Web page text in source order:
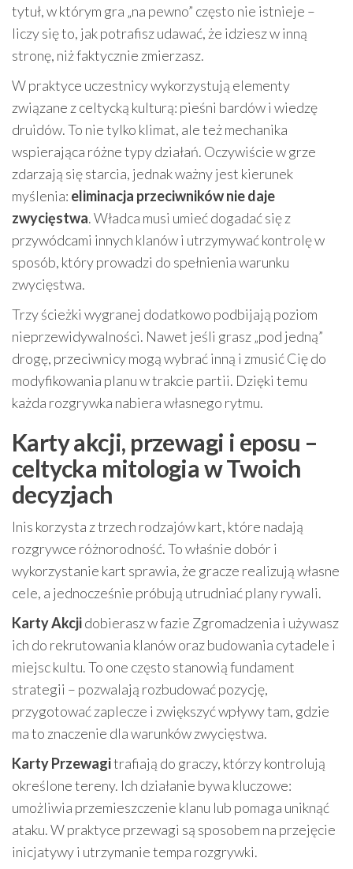
tytuł, w którym gra „na pewno” często nie istnieje –
liczy się to, jak potrafisz udawać, że idziesz w inną
stronę, niż faktycznie zmierzasz.
W praktyce uczestnicy wykorzystują elementy
związane z celtycką kulturą: pieśni bardów i wiedzę
druidów. To nie tylko klimat, ale też mechanika
wspierająca różne typy działań. Oczywiście w grze
zdarzają się starcia, jednak ważny jest kierunek
myślenia: eliminacja przeciwników nie daje
zwycięstwa. Władca musi umieć dogadać się z
przywódcami innych klanów i utrzymywać kontrolę w
sposób, który prowadzi do spełnienia warunku
zwycięstwa.
Trzy ścieżki wygranej dodatkowo podbijają poziom
nieprzewidywalności. Nawet jeśli grasz „pod jedną”
drogę, przeciwnicy mogą wybrać inną i zmusić Cię do
modyfikowania planu w trakcie partii. Dzięki temu
każda rozgrywka nabiera własnego rytmu.
Karty akcji, przewagi i eposu –
celtycka mitologia w Twoich
decyzjach
Inis korzysta z trzech rodzajów kart, które nadają
rozgrywce różnorodność. To właśnie dobór i
wykorzystanie kart sprawia, że gracze realizują własne
cele, a jednocześnie próbują utrudniać plany rywali.
Karty Akcjidobierasz w fazie Zgromadzenia i używasz
ich do rekrutowania klanów oraz budowania cytadele i
miejsc kultu. To one często stanowią fundament
strategii – pozwalają rozbudować pozycję,
przygotować zaplecze i zwiększyć wpływy tam, gdzie
ma to znaczenie dla warunków zwycięstwa.
Karty Przewagitrafiają do graczy, którzy kontrolują
określone tereny. Ich działanie bywa kluczowe:
umożliwia przemieszczenie klanu lub pomaga uniknąć
ataku. W praktyce przewagi są sposobem na przejęcie
inicjatywy i utrzymanie tempa rozgrywki.